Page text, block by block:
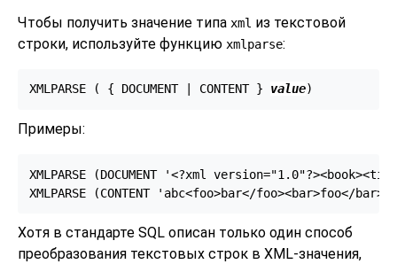
Чтобы получить значение типа xml из текстовой
строки, используйте функцию xmlparse:
XMLPARSE ( { DOCUMENT | CONTENT } value
Примеры:
XMLPARSE (DOCUMENT '<?xml
Хотя в стандарте SQL описан только один способ
преобразования текстовых строк в XML-значения,